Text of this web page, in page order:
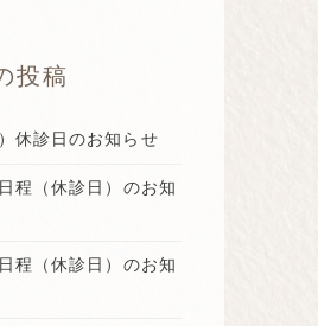
投稿
休診日のお知らせ
程（休診日）のお知
程（休診日）のお知